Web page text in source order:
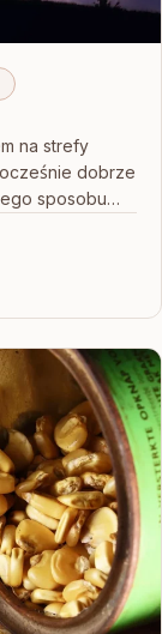
na strefy
dobrze
sposobu…